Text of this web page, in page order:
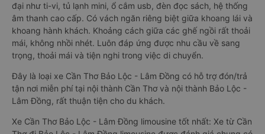
đại như ti-vi, tủ lạnh mini, ổ cắm usb, đèn đọc sách, hệ thống
âm thanh cao cấp. Có vách ngăn riêng biệt giữa khoang lái và
khoang hành khách. Khoảng cách giữa các ghế ngồi rất thoải
mái, không nhồi nhét. Luôn đáp ứng được nhu cầu về sang
trọng, thoải mái và tiện nghi trong việc di chuyển.
Đây là loại xe Cần Thơ Bảo Lộc - Lâm Đồng có hỗ trợ đón/trả
tận nơi miễn phí tại nội thành Cần Thơ và nội thành Bảo Lộc -
Lâm Đồng, rất thuận tiện cho du khách.
Xe Cần Thơ Bảo Lộc - Lâm Đồng limousine tốt nhất: Xe từ Cần